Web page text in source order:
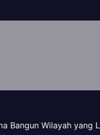
Bangun Wilayah yang